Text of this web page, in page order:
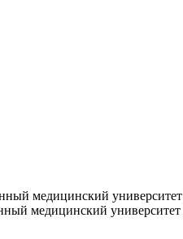
медицинский
медицинский университет